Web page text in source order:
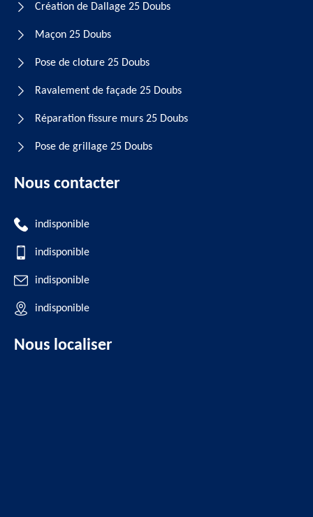
Création de Dallage 25 Doubs
Maçon 25 Doubs
Pose de cloture 25 Doubs
Ravalement de façade 25 Doubs
Réparation fissure murs 25 Doubs
Pose de grillage 25 Doubs
Nous contacter
indisponible
indisponible
indisponible
indisponible
Nous localiser